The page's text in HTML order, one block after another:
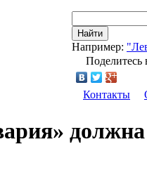
Найти
Например:
Поделитесь
Контакты